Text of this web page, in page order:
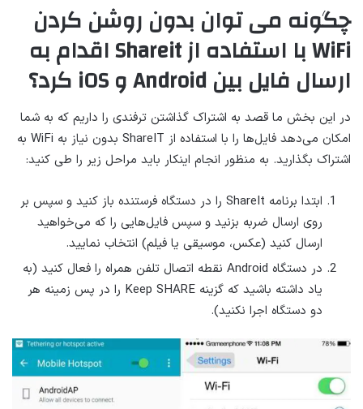
چگونه می توان بدون روشن کردن
WiFi با استفاده از Shareit اقدام به
ارسال فایل بین Android و iOS کرد؟
در این بخش ما قصد به اشتراک گذاشتن ترفندی را داریم که به شما
امکان می‌دهد فایل‌ها را با استفاده از ShareIT بدون نیاز به WiFi به
اشتراک بگذارید. به منظور انجام اینکار باید مراحل زیر را طی کنید:
ابتدا برنامه ShareIt را در دستگاه فرستنده باز کنید و سپس بر
روی ارسال ضربه بزنید و سپس فایل‌هایی را که می‌خواهید
ارسال کنید (عکس، موسیقی یا فیلم) انتخاب نمایید.
در دستگاه Android نقطه اتصال تلفن همراه را فعال کنید (به
یاد داشته باشید که گزینه Keep SHARE را در پس زمینه هر
دو دستگاه اجرا نکنید).